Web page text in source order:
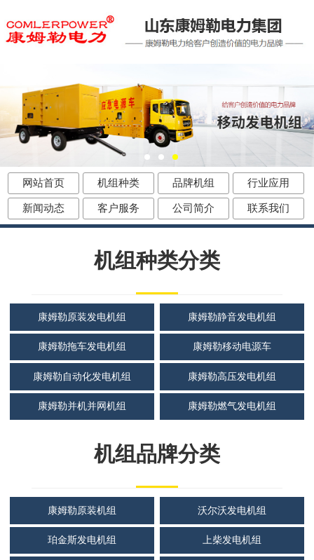
网站首页 机组种类 品牌机组 行业应用
新闻动态 客户服务 公司简介 联系我们
机组种类分类
康姆勒原装发电机组 康姆勒静音发电机组
康姆勒拖车发电机组 康姆勒移动电源车
康姆勒自动化发电机组 康姆勒高压发电机组
康姆勒并机并网机组 康姆勒燃气发电机组
机组品牌分类
康姆勒原装机组 沃尔沃发电机组
珀金斯发电机组 上柴发电机组